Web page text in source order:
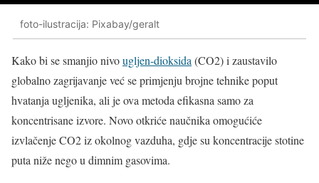
foto-ilustracija: Pixabay/geralt
Kako bi se smanjio nivougljen-dioksida(CO2) i zaustavilo
globalno zagrijavanje već se primjenju brojne tehnike poput
hvatanja ugljenika, ali je ova metoda efikasna samo za
koncentrisane izvore. Novo otkriće naučnika omogućiće
izvlačenje CO2 iz okolnog vazduha, gdje su koncentracije stotine
puta niže nego u dimnim gasovima.